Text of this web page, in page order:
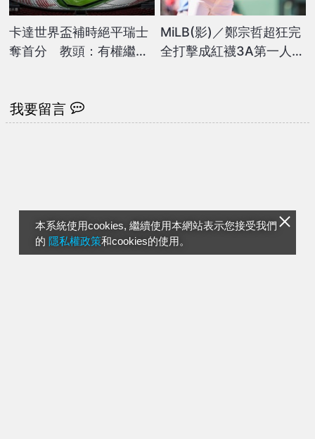
本系統使用cookies, 繼續使用本網站表示您接受我們
的 隱私權政策和cookies的使用。
卡達世界盃補時絕平瑞士
奪首分 教頭：有權繼續
MiLB(影)／鄭宗哲超狂完
全打擊成紅襪3A第一人！
我要留言